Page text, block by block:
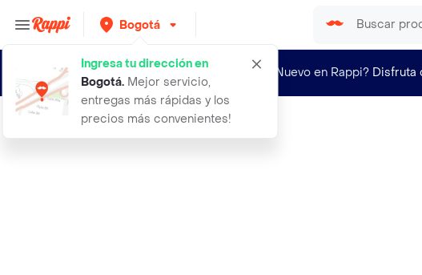
Bogotá
Ingresa tu dirección en
Bogotá. Mejor servicio,
entregas más rápidas y los
precios más convenientes!
¿Nuevo en Rappi? Disfruta
tony moly brillo labial